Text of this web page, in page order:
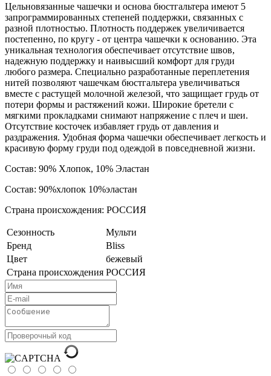
Цельновязанные чашечки и основа бюстгальтера имеют 5
запрограммированных степеней поддержки, связанных с
разной плотностью. Плотность поддержек увеличивается
постепенно, по кругу - от центра чашечки к основанию. Эта
уникальная технология обеспечивает отсутствие швов,
надежную поддержку и наивысший комфорт для груди
любого размера. Специально разработанные переплетения
нитей позволяют чашечкам бюстгальтера увеличиваться
вместе с растущей молочной железой, что защищает грудь от
потери формы и растяжений кожи. Широкие бретели с
мягкими прокладками снимают напряжение с плеч и шеи.
Отсутствие косточек избавляет грудь от давления и
раздражения. Удобная форма чашечки обеспечивает легкость и
красивую форму груди под одеждой в повседневной жизни.
Состав: 90% Хлопок, 10% Эластан
Состав: 90%хлопок 10%эластан
Страна происхождения: РОССИЯ
Сезонность
Мульти
Бренд
Bliss
Цвет
бежевый
Страна происхождения РОССИЯ